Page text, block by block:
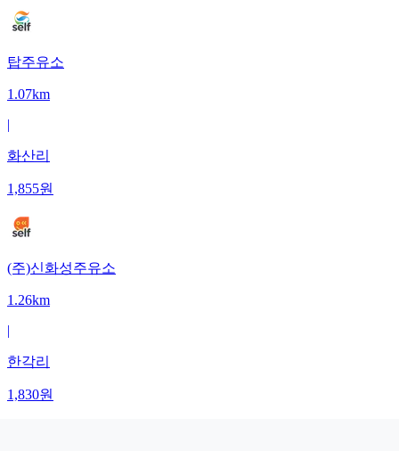
탑주유소
1.07km
|
화산리
1,855원
(주)신화성주유소
1.26km
|
한각리
1,830원